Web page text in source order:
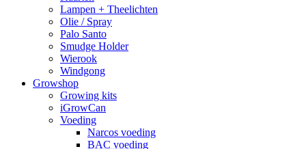
Lampen + Theelichten
Olie / Spray
Palo Santo
Smudge Holder
Wierook
Windgong
Growshop
Growing kits
iGrowCan
Voeding
Narcos voeding
BAC voeding